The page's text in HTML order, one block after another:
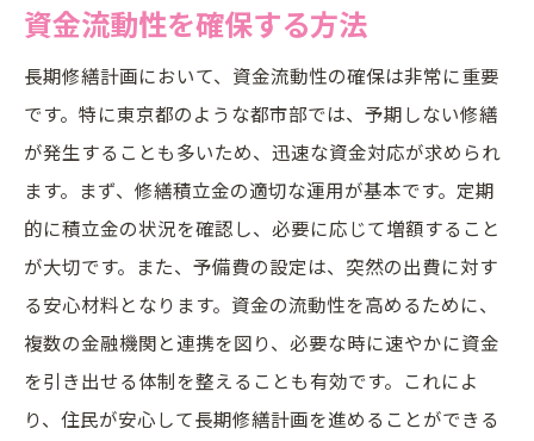
資金流動性を確保する方法
長期修繕計画において、資金流動性の確保は非常に重要
です。特に東京都のような都市部では、予期しない修繕
が発生することも多いため、迅速な資金対応が求められ
ます。まず、修繕積立金の適切な運用が基本です。定期
的に積立金の状況を確認し、必要に応じて増額すること
が大切です。また、予備費の設定は、突然の出費に対す
る安心材料となります。資金の流動性を高めるために、
複数の金融機関と連携を図り、必要な時に速やかに資金
を引き出せる体制を整えることも有効です。これによ
り、住民が安心して長期修繕計画を進めることができる